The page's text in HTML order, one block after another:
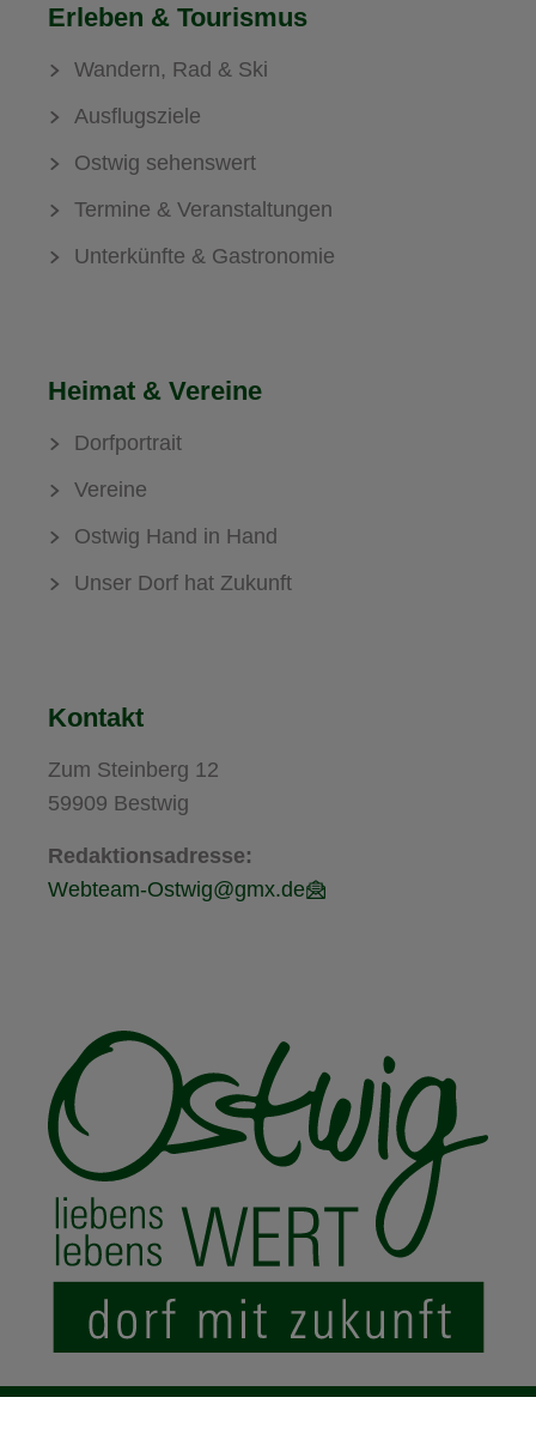
Erleben & Tourismus
Wandern, Rad & Ski
Ausflugsziele
Ostwig sehenswert
Termine & Veranstaltungen
Unterkünfte & Gastronomie
Heimat & Vereine
Dorfportrait
Vereine
Ostwig Hand in Hand
Unser Dorf hat Zukunft
Kontakt
Zum Steinberg 12
59909 Bestwig
Redaktionsadresse:
Webteam-Ostwig@gmx.de